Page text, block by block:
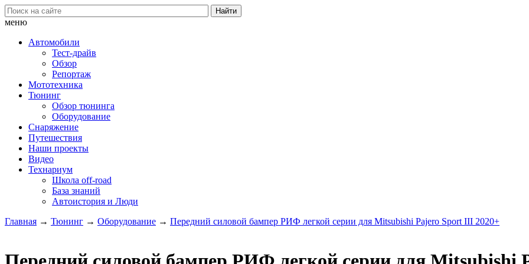
меню
Автомобили
Тест-драйв
Обзор
Репортаж
Мототехника
Тюнинг
Обзор тюнинга
Оборудование
Снаряжение
Путешествия
Наши проекты
Видео
Технариум
Школа off-road
База знаний
Автоистория и Люди
Главная → Тюнинг → Оборудование → Передний силовой бампер РИФ легкой серии для Mitsubishi Pajero Sport III 2020+